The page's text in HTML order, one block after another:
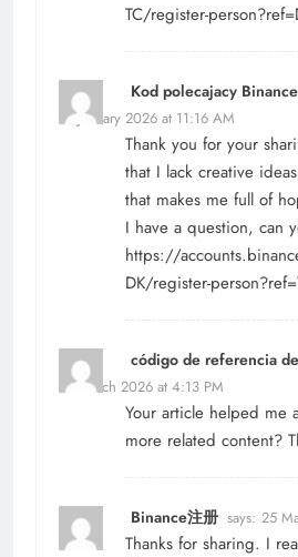
TC/register-
Kod polecajacy Binance
21 January 2026 at 11:16 AM
Thank you for your
that I lack creative
that makes me full of
I have a question, can
https://
DK/register-
código de referencia
23 March 2026 at 4:13 PM
Your article helped me
more related content?
Binance注册 says: 25
Thanks for sharing. I